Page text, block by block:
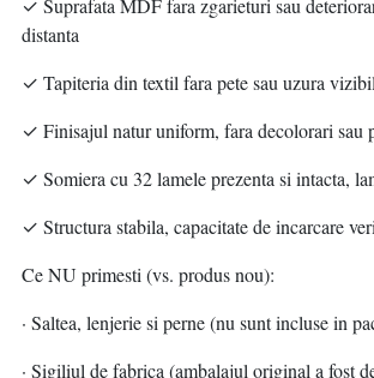
distanta
✓ Tapiteria din textil fara pete sau uzura
✓ Finisajul natur uniform, fara decolorari sau
✓ Somiera cu 32 lamele prezenta si intacta,
✓ Structura stabila, capacitate de incarcare
Ce NU primesti (vs. produs nou):
· Saltea, lenjerie si perne (nu sunt incluse in
· Sigiliul de fabrica (ambalajul original a fost